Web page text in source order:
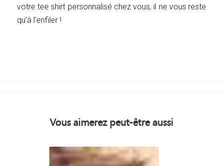
votre tee shirt personnalisé chez vous, il ne vous reste
qu’à l’enfiler !
Vous aimerez peut-être aussi